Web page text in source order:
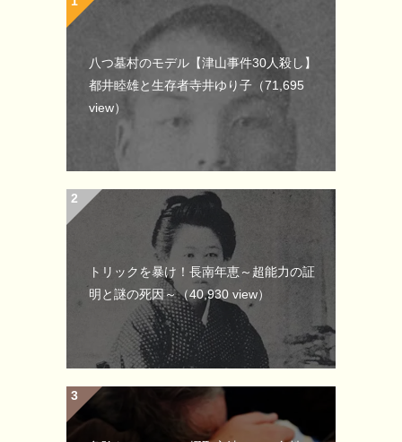
八つ墓村のモデル【津山事件30人殺し】
都井睦雄と生存者寺井ゆり子 （71,695
view）
トリックを暴け！長南年恵～超能力の証
明と謎の死因～（40,930 view）